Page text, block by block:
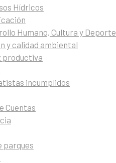
Hídricos
Humano, Cultura y Deporte
y calidad ambiental
productiva
incumplidos
Cuentas
parques